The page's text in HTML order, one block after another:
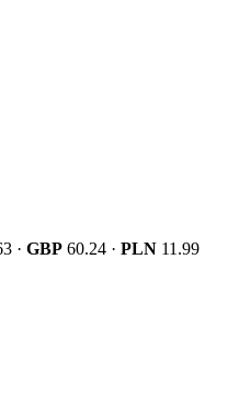
· GBP 60.24 · PLN 11.99